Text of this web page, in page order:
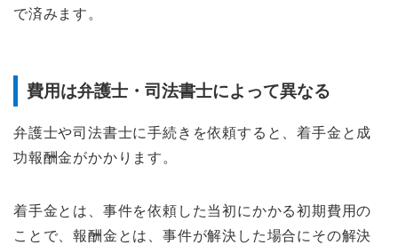
で済みます。
費用は弁護士・司法書士によって異なる
弁護士や司法書士に手続きを依頼すると、着手金と成
功報酬金がかかります。
着手金とは、事件を依頼した当初にかかる初期費用の
ことで、報酬金とは、事件が解決した場合にその解決